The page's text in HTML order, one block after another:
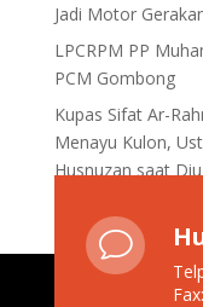
Jadi Motor
LPCRPM PP
PCM Gombong
Kupas Sifat Ar-
Menayu Kulon,
Husnuzan saat
v